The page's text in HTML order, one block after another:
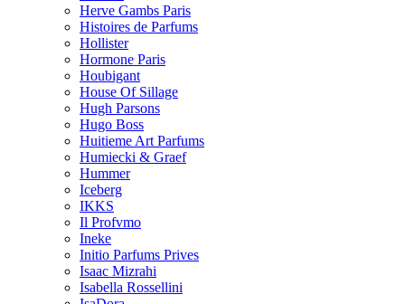
Herve Gambs Paris
Histoires de Parfums
Hollister
Hormone Paris
Houbigant
House Of Sillage
Hugh Parsons
Hugo Boss
Huitieme Art Parfums
Humiecki & Graef
Hummer
Iceberg
IKKS
Il Profvmo
Ineke
Initio Parfums Prives
Isaac Mizrahi
Isabella Rossellini